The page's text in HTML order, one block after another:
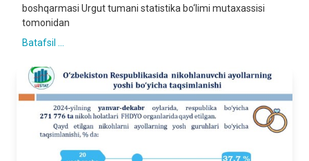
boshqarmasi Urgut tumani statistika bo‘limi mutaxassisi
tomonidan
Batafsil ...